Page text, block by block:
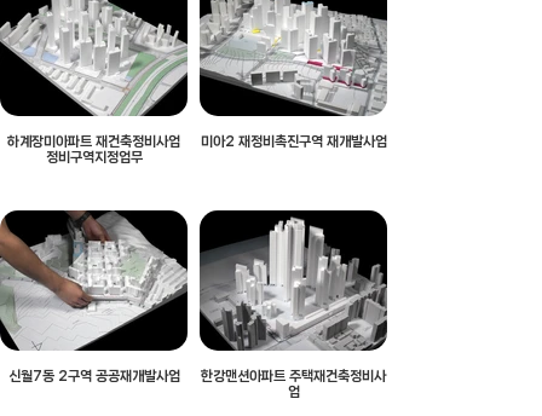
하계장미아파트 재건축정비사업
정비구역지정업무
미아2 재정비촉진구역 재개발사업
신월7동 2구역 공공재개발사업
한강맨션아파트 주택재건축정비사
업
스치로폴 & 우드락
아크릴 & 3D 프린팅
확대모형
PT
제출
현상